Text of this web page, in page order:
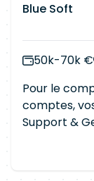
Blue Soft
50k-70k €
Pour le
comptes,
Support &